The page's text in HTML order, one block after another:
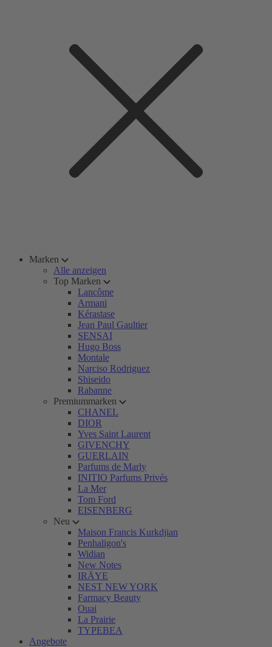
Marken
Alle anzeigen
Top Marken
Lancôme
Armani
Kérastase
Jean Paul Gaultier
SENSAI
Hugo Boss
Montale
Narciso Rodriguez
Shiseido
Rabanne
Premiummarken
CHANEL
DIOR
Yves Saint Laurent
GIVENCHY
GUERLAIN
Parfums de Marly
INITIO Parfums Privés
La Mer
Tom Ford
EISENBERG
Neu
Maison Francis Kurkdjian
Penhaligon's
Widian
New Notes
IRÄYE
NEST NEW YORK
Farmacy Beauty
Ouai
La Prairie
TYPEBEA
Angebote